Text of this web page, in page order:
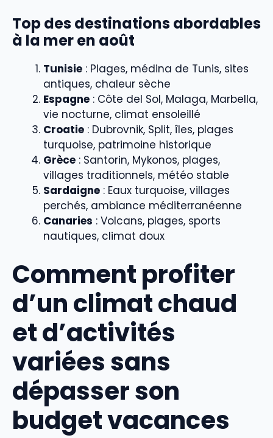
Top des destinations abordables
à la mer en août
Tunisie : Plages, médina de Tunis, sites
antiques, chaleur sèche
Espagne : Côte del Sol, Malaga, Marbella,
vie nocturne, climat ensoleillé
Croatie : Dubrovnik, Split, îles, plages
turquoise, patrimoine historique
Grèce : Santorin, Mykonos, plages,
villages traditionnels, météo stable
Sardaigne : Eaux turquoise, villages
perchés, ambiance méditerranéenne
Canaries : Volcans, plages, sports
nautiques, climat doux
Comment profiter
d’un climat chaud
et d’activités
variées sans
dépasser son
budget vacances